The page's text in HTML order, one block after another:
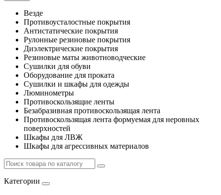
Везде
Противоусталостные покрытия
Антистатические покрытия
Рулонные резиновые покрытия
Диэлектрические покрытия
Резиновые маты животноводческие
Сушилки для обуви
Оборудование для проката
Сушилки и шкафы для одежды
Люминометры
Противоскользящие ленты
Безабразивная противоскользящая лента
Противоскользящая лента формуемая для неровных
поверхностей
Шкафы для ЛВЖ
Шкафы для агрессивных материалов
Категории